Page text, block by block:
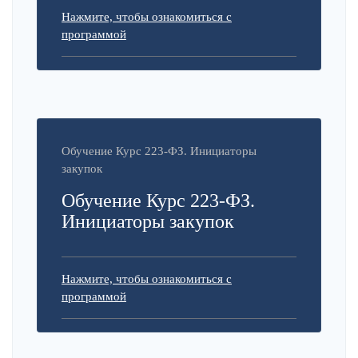
Нажмите, чтобы ознакомиться с
программой
Обучение Курс 223-ФЗ. Инициаторы
закупок
Обучение Курс 223-ФЗ.
Инициаторы закупок
Нажмите, чтобы ознакомиться с
программой